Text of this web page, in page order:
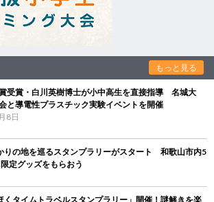
もっと見る
受賞・白川英樹博士が小中高生を直接指導 名城大
と導電性プラスチック実験イベントを開催
8日
りの地を巡るスタンプラリーがスタート 和歌山市内5
定グッズをもらおう
くタイムトラベルスタンプラリー」開催！謎解きを楽